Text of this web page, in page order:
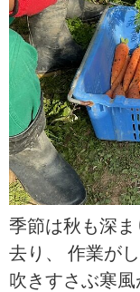
季節は秋も深
去り、 作業が
吹きすさぶ寒